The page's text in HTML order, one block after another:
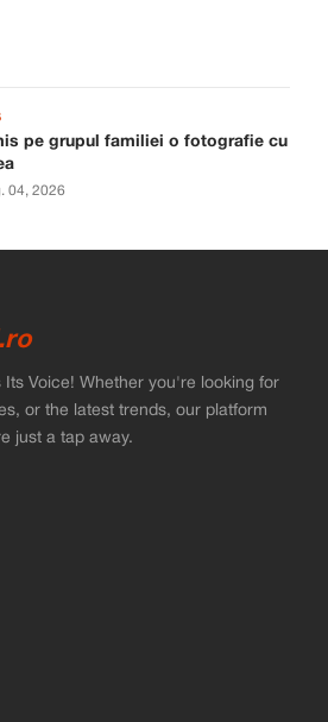
pe grupul familiei o fotografie cu
04, 2026
Its Voice! Whether you're looking for
or the latest trends, our platform
just a tap away.